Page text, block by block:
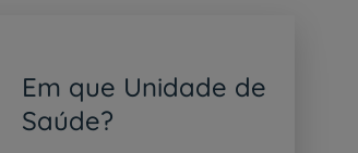
Em que Unidade de
Saúde?